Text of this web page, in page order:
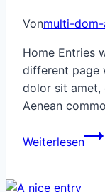
Vonmulti-
Home Entries
different page
dolor sit amet,
Aenean
Weiterlesen
This
is